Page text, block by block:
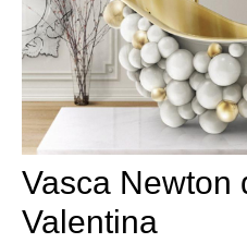
Vasca Newton
Valentina